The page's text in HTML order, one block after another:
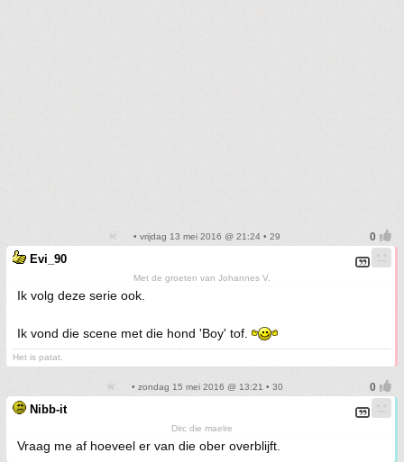
• vrijdag 13 mei 2016 @ 21:24 • 29
Evi_90
Met de groeten van Johannes V.
Ik volg deze serie ook.
Ik vond die scene met die hond 'Boy' tof.
Het is patat.
• zondag 15 mei 2016 @ 13:21 • 30
Nibb-it
Dirc die maelre
Vraag me af hoeveel er van die ober overblijft.